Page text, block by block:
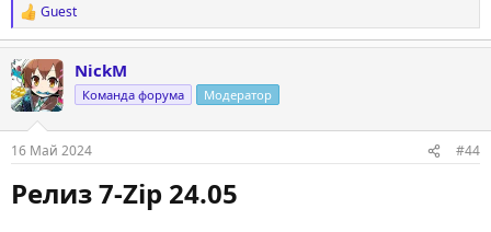
Р
е
а
к
ц
и
Guest
NickM
Команда форума Модератор
16 Май 2024 #44
Релиз 7-Zip 24.05​